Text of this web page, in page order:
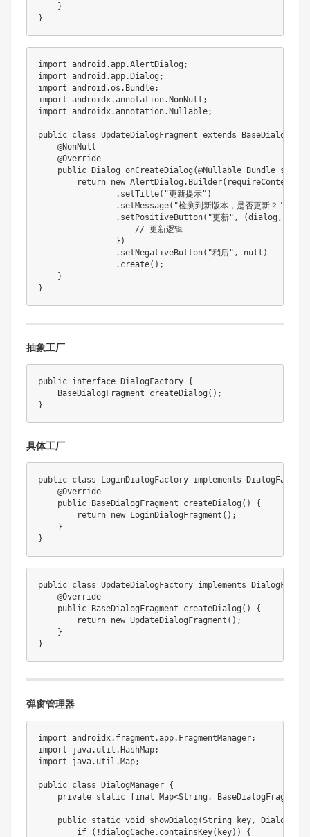
}
}
import android .app.AlertDialog ;
import android .app.Dialog ;
import android .os . Bundle;
import androidx.annotation.NonNull ;
import androidx.annotation.Nullable;
public class UpdateDialogFragment extends
@NonNull
@Override
public Dialog onCreateDialog (@Nullable Bundle
return new AlertDialog . Builder( requireContext
. setTitle( "更新提示" )
. setMessage( "检测到新版本，是否更新？"
. setPositiveButton( "更新" , (dialog ,
// 更新逻辑
} )
. setNegativeButton( "稍后" , null )
. create( ) ;
}
}
抽象工厂
public interface DialogFactory {
BaseDialogFragment
createDialog ( ) ;
}
具体工厂
public class LoginDialogFactory implements
DialogFactory
@Override
public
BaseDialogFragment createDialog ( )
{
return new LoginDialogFragment ( ) ;
}
}
public class UpdateDialogFactory implements
@Override
public
BaseDialogFragment createDialog ( )
{
return new UpdateDialogFragment ( ) ;
}
}
弹窗管理器
import androidx. fragment .app. FragmentManager;
import
java. util .HashMap;
import
java. util .Map;
public class DialogManager {
private static final Map<String , BaseDialogFragment
public static void showDialog (String key ,
if
( !dialogCache. containsKey( key) ) {